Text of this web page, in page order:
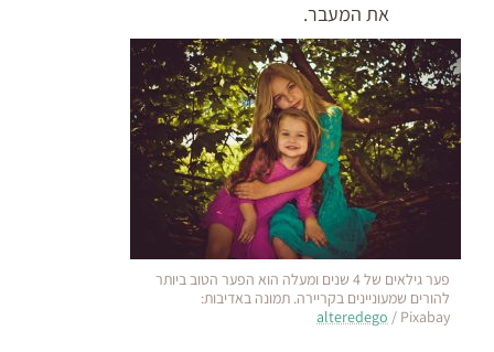
את המעבר.
פער גילאים של 4 שנים ומעלה הוא הפער הטוב ביותר
להורים שמעוניינים בקריירה. תמונה באדיבות:
alteredego / Pixabay